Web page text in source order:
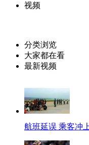
视频
分类浏览
大家都在看
最新视频
航班延误 乘客冲